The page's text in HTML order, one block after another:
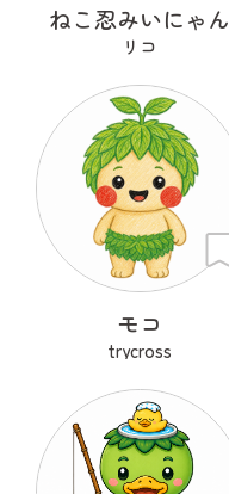
ねこ忍みいにゃん
リコ
モコ
trycross